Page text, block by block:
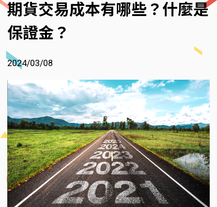
期貨交易成本有哪些？什麼是
保證金？
2024/03/08